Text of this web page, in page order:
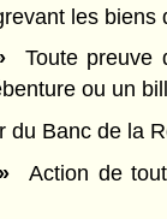
les biens
Toute preuve
ou un
Banc de la
Action de